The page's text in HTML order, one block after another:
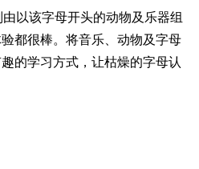
以该字母开头的动物及乐器组
都很棒。将音乐、动物及字母
的学习方式，让枯燥的字母认